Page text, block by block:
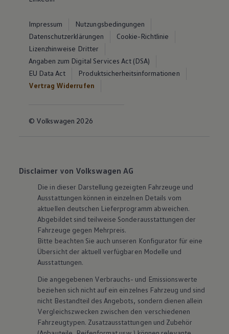
Impressum
Nutzungsbedingungen
Datenschutzerklärungen
Cookie-Richtlinie
Lizenzhinweise Dritter
Angaben zum Digital Services Act (DSA)
EU Data Act
Produktsicherheitsinformationen
Vertrag Widerrufen
© Volkswagen 2026
Disclaimer von Volkswagen AG
Die in dieser Darstellung gezeigten Fahrzeuge und
Ausstattungen können in einzelnen Details vom
aktuellen deutschen Lieferprogramm abweichen.
Abgebildet sind teilweise Sonderausstattungen der
Fahrzeuge gegen Mehrpreis.
Bitte beachten Sie auch unseren Konfigurator für eine
Übersicht der aktuell verfügbaren Modelle und
Ausstattungen.
Die angegebenen Verbrauchs- und Emissionswerte
beziehen sich nicht auf ein einzelnes Fahrzeug und sind
nicht Bestandteil des Angebots, sondern dienen allein
Vergleichszwecken zwischen den verschiedenen
Fahrzeugtypen. Zusatzausstattungen und Zubehör